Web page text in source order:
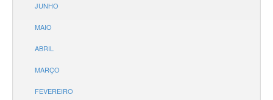
JUNHO
MAIO
ABRIL
MARÇO
FEVEREIRO